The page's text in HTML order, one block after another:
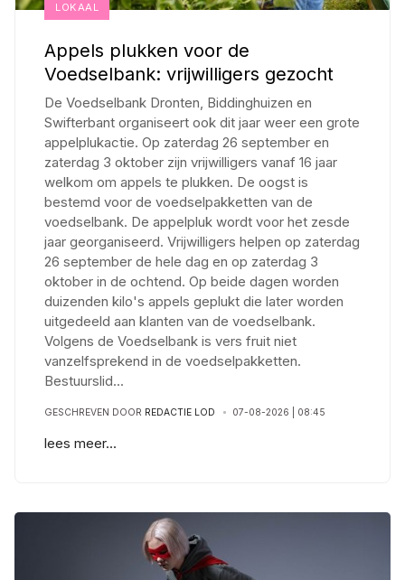
LOKAAL
Appels plukken voor de
Voedselbank: vrijwilligers gezocht
De Voedselbank Dronten, Biddinghuizen en
Swifterbant organiseert ook dit jaar weer een grote
appelplukactie. Op zaterdag 26 september en
zaterdag 3 oktober zijn vrijwilligers vanaf 16 jaar
welkom om appels te plukken. De oogst is
bestemd voor de voedselpakketten van de
voedselbank. De appelpluk wordt voor het zesde
jaar georganiseerd. Vrijwilligers helpen op zaterdag
26 september de hele dag en op zaterdag 3
oktober in de ochtend. Op beide dagen worden
duizenden kilo's appels geplukt die later worden
uitgedeeld aan klanten van de voedselbank.
Volgens de Voedselbank is vers fruit niet
vanzelfsprekend in de voedselpakketten.
Bestuurslid...
GESCHREVEN DOOR REDACTIE LOD 07-08-2026 | 08:45
lees meer...